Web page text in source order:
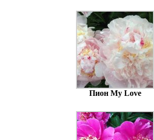
Пион My Love